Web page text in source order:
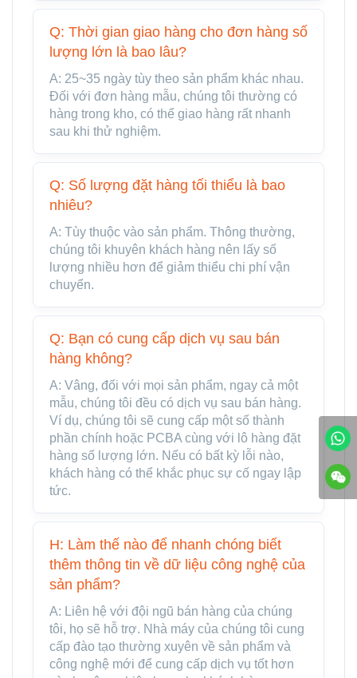
Q: Thời gian giao hàng cho đơn hàng số
lượng lớn là bao lâu?
A: 25~35 ngày tùy theo sản phẩm khác nhau.
Đối với đơn hàng mẫu, chúng tôi thường có
hàng trong kho, có thể giao hàng rất nhanh
sau khi thử nghiệm.
Q: Số lượng đặt hàng tối thiểu là bao
nhiêu?
A: Tùy thuộc vào sản phẩm. Thông thường,
chúng tôi khuyên khách hàng nên lấy số
lượng nhiều hơn để giảm thiểu chi phí vận
chuyển.
Q: Bạn có cung cấp dịch vụ sau bán
hàng không?
A: Vâng, đối với mọi sản phẩm, ngay cả một
mẫu, chúng tôi đều có dịch vụ sau bán hàng.
Ví dụ, chúng tôi sẽ cung cấp một số thành
phần chính hoặc PCBA cùng với lô hàng đặt
hàng số lượng lớn. Nếu có bất kỳ lỗi nào,
khách hàng có thể khắc phục sự cố ngay lập
tức.
H: Làm thế nào để nhanh chóng biết
thêm thông tin về dữ liệu công nghệ của
sản phẩm?
A: Liên hệ với đội ngũ bán hàng của chúng
tôi, họ sẽ hỗ trợ. Nhà máy của chúng tôi cung
cấp đào tạo thường xuyên về sản phẩm và
công nghệ mới để cung cấp dịch vụ tốt hơn